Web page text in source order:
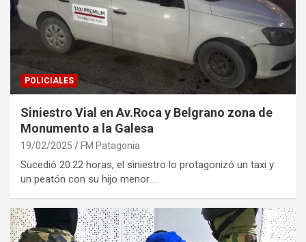
POLICIALES
Siniestro Vial en Av.Roca y Belgrano zona de
Monumento a la Galesa
19/02/2025 FM Patagonia
Sucedió 20.22 horas, el siniestro lo protagonizó un taxi y
un peatón con su hijo menor.…